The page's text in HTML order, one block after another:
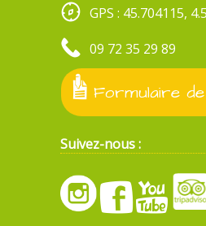
GPS : 45.704115,
09 72 35 29 89
Formulaire
Suivez-nous :